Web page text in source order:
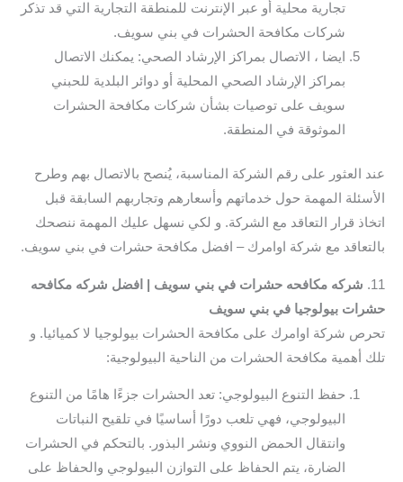
تجارية محلية أو عبر الإنترنت للمنطقة التجارية التي قد تذكر
شركات مكافحة الحشرات في بني سويف.
ايضا ، الاتصال بمراكز الإرشاد الصحي: يمكنك الاتصال
بمراكز الإرشاد الصحي المحلية أو دوائر البلدية للحبني
سويف على توصيات بشأن شركات مكافحة الحشرات
الموثوقة في المنطقة.
عند العثور على رقم الشركة المناسبة، يُنصح بالاتصال بهم وطرح
الأسئلة المهمة حول خدماتهم وأسعارهم وتجاربهم السابقة قبل
اتخاذ قرار التعاقد مع الشركة. و لكي نسهل عليك المهمة ننصحك
بالتعاقد مع شركة اوامرك – افضل مكافحة حشرات في بني سويف.
11.
شركه مكافحه حشرات في بني سويف | افضل شركه مكافحه
حشرات بيولوجيا في بني سويف
تحرص شركة اوامرك على مكافحة الحشرات بيولوجيا لا كميائيا. و
تلك أهمية مكافحة الحشرات من الناحية البيولوجية:
حفظ التنوع البيولوجي: تعد الحشرات جزءًا هامًا من التنوع
البيولوجي، فهي تلعب دورًا أساسيًا في تلقيح النباتات
وانتقال الحمض النووي ونشر البذور. بالتحكم في الحشرات
الضارة، يتم الحفاظ على التوازن البيولوجي والحفاظ على